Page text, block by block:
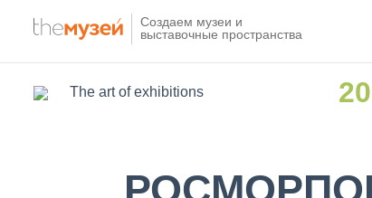
Создаем музеи и
выставочные пространства
The art of exhibitions 20